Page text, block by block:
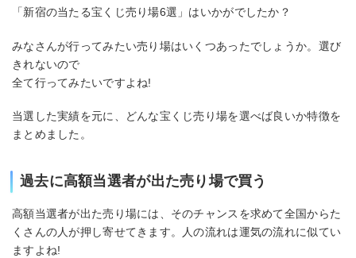
「新宿の当たる宝くじ売り場6選」はいかがでしたか？
みなさんが行ってみたい売り場はいくつあったでしょうか。選び
きれないので
全て行ってみたいですよね!
当選した実績を元に、どんな宝くじ売り場を選べば良いか特徴を
まとめました。
過去に高額当選者が出た売り場で買う
高額当選者が出た売り場には、そのチャンスを求めて全国からた
くさんの人が押し寄せてきます。人の流れは運気の流れに似てい
ますよね!